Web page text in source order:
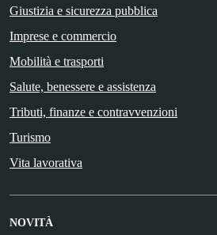
Giustizia e sicurezza pubblica
Imprese e commercio
Mobilità e trasporti
Salute, benessere e assistenza
Tributi, finanze e contravvenzioni
Turismo
Vita lavorativa
NOVITÀ